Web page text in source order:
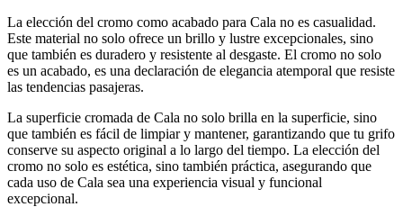
La elección del cromo como acabado para Cala no es casualidad.
Este material no solo ofrece un brillo y lustre excepcionales, sino
que también es duradero y resistente al desgaste. El cromo no solo
es un acabado, es una declaración de elegancia atemporal que resiste
las tendencias pasajeras.
La superficie cromada de Cala no solo brilla en la superficie, sino
que también es fácil de limpiar y mantener, garantizando que tu grifo
conserve su aspecto original a lo largo del tiempo. La elección del
cromo no solo es estética, sino también práctica, asegurando que
cada uso de Cala sea una experiencia visual y funcional
excepcional.